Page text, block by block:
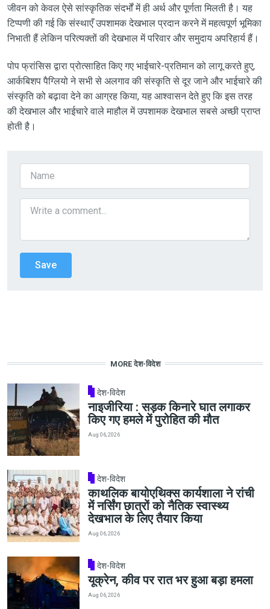
जीवन को केवल ऐसे सांस्कृतिक संदर्भों में ही अर्थ और पूर्णता मिलती है। यह
टिप्पणी की गई कि संस्थाएँ उपशामक देखभाल प्रदान करने में महत्वपूर्ण भूमिका
निभाती हैं लेकिन परित्यक्तों की देखभाल में परिवार और समुदाय अपरिहार्य हैं।
पोप फ्रांसिस द्वारा प्रोत्साहित किए गए भाईचारे-प्रतिमान को लागू करते हुए,
आर्कबिशप पैग्लियो ने सभी से अलगाव की संस्कृति से दूर जाने और भाईचारे की
संस्कृति को बढ़ावा देने का आग्रह किया, यह आश्वासन देते हुए कि इस तरह
की देखभाल और भाईचारे वाले माहौल में उपशामक देखभाल सबसे अच्छी प्राप्त
होती है।
MORE देश-विदेश
देश-विदेश
नाइजीरिया : सड़क किनारे घात लगाकर
किए गए हमले में पुरोहित की मौत
Aug 06, 2026
देश-विदेश
काथलिक बायोएथिक्स कार्यशाला ने रांची
में नर्सिंग छात्रों को नैतिक स्वास्थ्य
देखभाल के लिए तैयार किया
Aug 06, 2026
देश-विदेश
यूक्रेन, कीव पर रात भर हुआ बड़ा हमला
Aug 06, 2026